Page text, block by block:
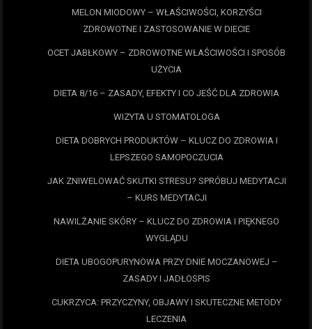
MELON MIODOWY – WŁAŚCIWOŚCI, KORZYŚCI
ZDROWOTNE I ZASTOSOWANIE W DIECIE
OCET JABŁKOWY – ZDROWOTNE WŁAŚCIWOŚCI I SPOSÓB
UŻYCIA
DIETA 8/16 – ZASADY, EFEKTY I CO JEŚĆ DLA ZDROWIA
WIZYTA U STOMATOLOGA
DIETA DOBRYCH PRODUKTÓW – KLUCZ DO ZDROWIA I
LEPSZEGO SAMOPOCZUCIA
JAK ZNIWELOWAĆ SKUTKI STRESU? SPRÓBUJ MEDYTACJI
– KURS MEDYTACJI
NAWILŻANIE SKÓRY – KLUCZ DO ZDROWIA I PIĘKNEGO
WYGLĄDU
DIETA UBOGOPURYNOWA PRZY DNIE MOCZANOWEJ –
ZASADY I JADŁOSPIS
CUKRZYCA: PRZYCZYNY, OBJAWY I SKUTECZNE METODY
LECZENIA